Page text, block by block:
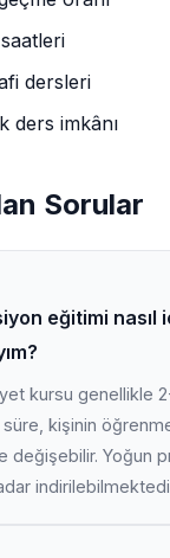
dersleri
ders imkânı
Sorular
eğitimi nasıl
kursu genellikle
kişinin
değişebilir. Yoğun